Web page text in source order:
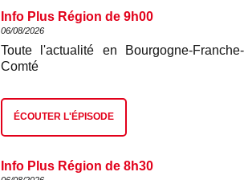
Info Plus Région de 9h00
06/08/2026
Toute l'actualité en Bourgogne-Franche-
Comté
ÉCOUTER L'ÉPISODE
Info Plus Région de 8h30